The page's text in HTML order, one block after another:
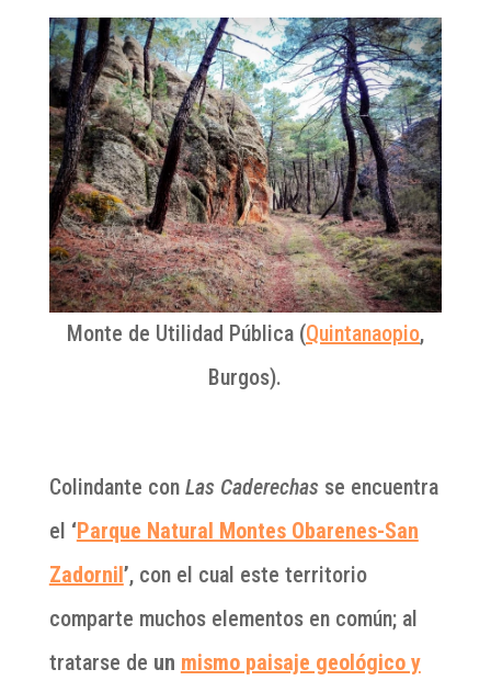
Monte de Utilidad Pública (Quintanaopio,
Burgos).
Colindante con Las Caderechasse encuentra
el ‘Parque Natural Montes Obarenes-San
Zadornil ’, con el cual este territorio
comparte muchos elementos en común; al
tratarse de un mismo paisaje geológico y